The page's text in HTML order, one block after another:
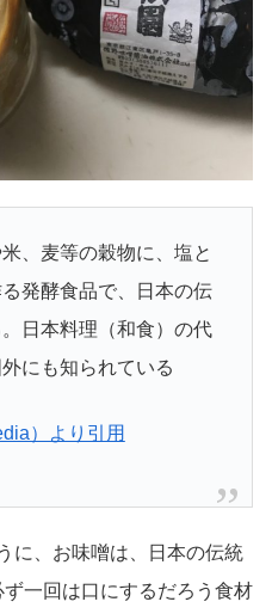
、麦等の穀物に、塩と
発酵食品で、日本の伝
日本料理（和食）の代
にも知られている
）より引用
に、お味噌は、日本の伝統
一回は口にするだろう食材